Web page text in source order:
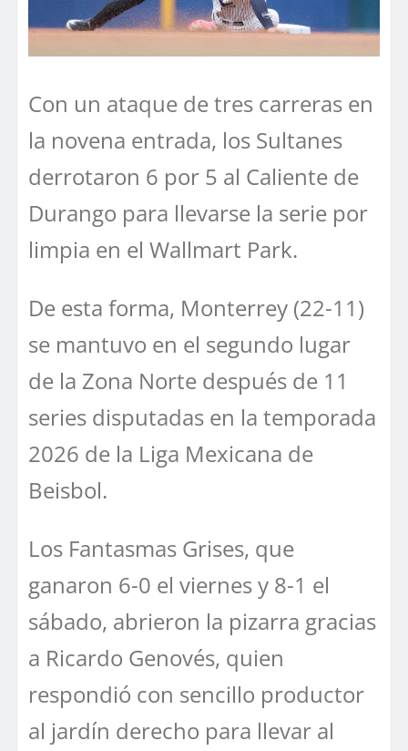
Con un ataque de tres carreras en
la novena entrada, los Sultanes
derrotaron 6 por 5 al Caliente de
Durango para llevarse la serie por
limpia en el Wallmart Park.
De esta forma, Monterrey (22-11)
se mantuvo en el segundo lugar
de la Zona Norte después de 11
series disputadas en la temporada
2026 de la Liga Mexicana de
Beisbol.
Los Fantasmas Grises, que
ganaron 6-0 el viernes y 8-1 el
sábado, abrieron la pizarra gracias
a Ricardo Genovés, quien
respondió con sencillo productor
al jardín derecho para llevar al